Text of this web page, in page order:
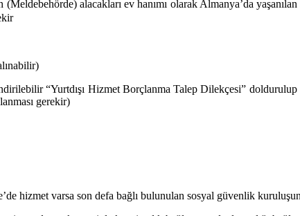
(Meldebehörde) alacakları ev hanımı olarak Almanya’da
“Yurtdışı Hizmet Borçlanma Talep Dilekçesi”
gerekir)
hizmet varsa son defa bağlı bulunulan sosyal güvenlik